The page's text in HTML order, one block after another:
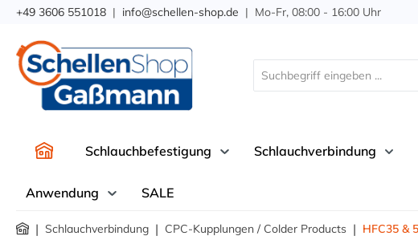
Zur Hauptnavigation springen
+49 3606 551018 | info@schellen-shop.de | Mo-Fr, 08:00 - 16:00 Uhr
Schlauchbefestigung Schlauchverbindung
Anwendung SALE
| Schlauchverbindung | CPC-Kupplungen / Colder Products | HFC35 &